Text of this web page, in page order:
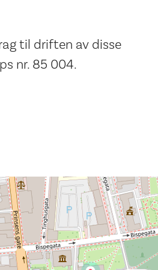
til driften av disse
nr. 85 004.